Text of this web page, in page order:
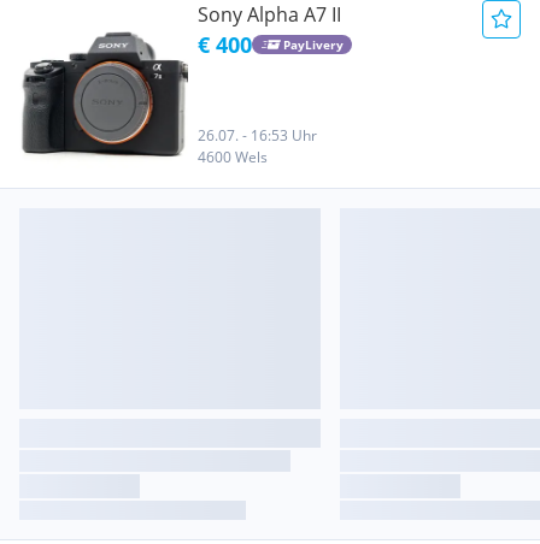
Sony Alpha A7 II
€ 400 PayLivery
26.07. - 16:53 Uhr
4600 Wels